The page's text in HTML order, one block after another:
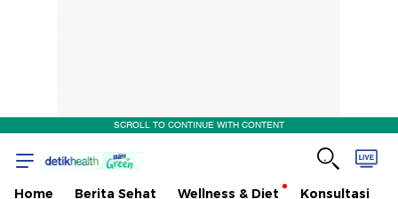
SCROLL TO CONTINUE WITH CONTENT
Home Berita Sehat Wellness & Diet Konsultasi